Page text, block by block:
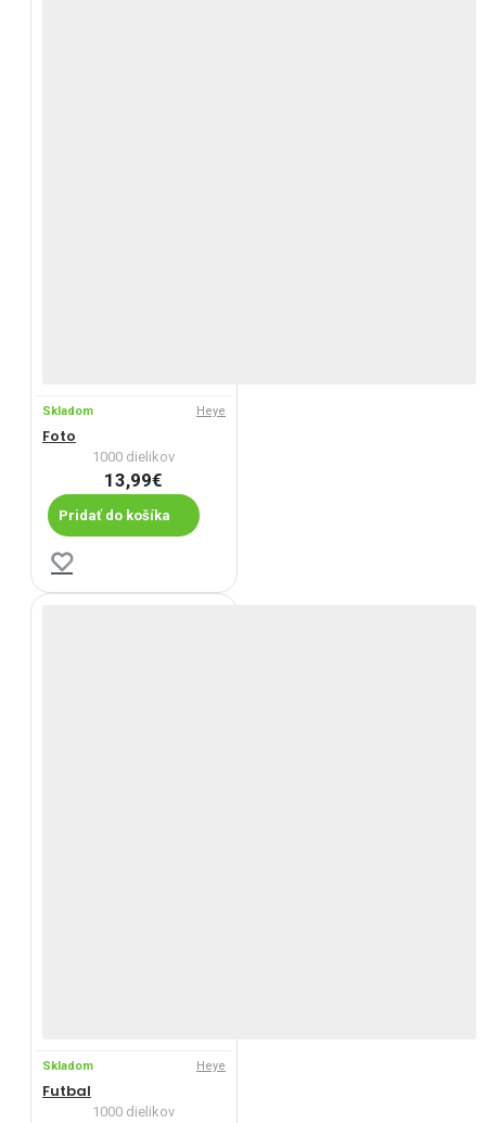
Skladom Heye
Foto
1000 dielikov
13,99€
Pridať do košíka
Skladom Heye
Futbal
1000 dielikov